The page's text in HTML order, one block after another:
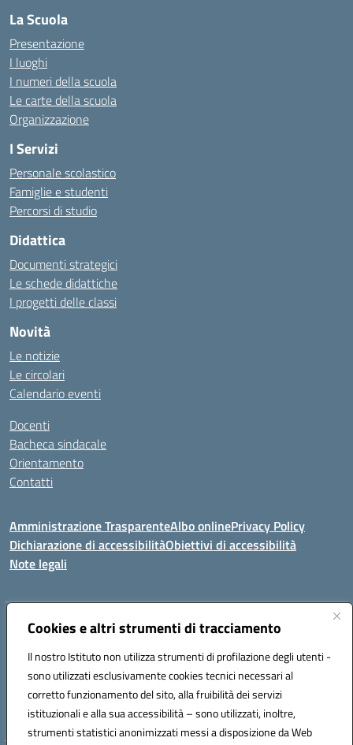
Cookies e altri strumenti di tracciamento
Il nostro Istituto non utilizza strumenti di profilazione degli utenti -
sono utilizzati esclusivamente cookies tecnici necessari al
corretto funzionamento del sito, alla fruibilità dei servizi
istituzionali e alla sua accessibilità – sono utilizzati, inoltre,
strumenti statistici anonimizzati messi a disposizione da Web
La Scuola
Presentazione
I luoghi
I numeri della scuola
Le carte della scuola
Organizzazione
I Servizi
Personale scolastico
Famiglie e studenti
Percorsi di studio
Didattica
Documenti strategici
Le schede didattiche
I progetti delle classi
Novità
Le notizie
Le circolari
Calendario eventi
Docenti
Bacheca sindacale
Orientamento
Contatti
Amministrazione TrasparenteAlbo onlinePrivacy Policy
Dichiarazione di accessibilitàObiettivi di accessibilità
Note legali
Indirizzo:Viale P. Togliatti snc 67039 Sulmona (AQ)
Posta elettronica certificata (PEC):aqis01900g@pec.istruzione.it
Codice fiscale: 92025400661
Codice meccanografico: AQIS01900G